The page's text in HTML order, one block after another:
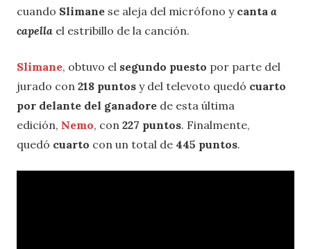
cuando Slimane se aleja del micrófono y canta a
capella el estribillo de la canción.
Slimane, obtuvo el segundo puesto por parte del
jurado con 218 puntos y del televoto quedó cuarto
por delante del ganadore de esta última
edición, Nemo, con 227 puntos. Finalmente,
quedó cuarto con un total de 445 puntos.